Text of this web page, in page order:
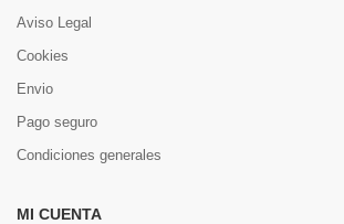
Aviso Legal
Cookies
Envio
Pago seguro
Condiciones generales
MI CUENTA